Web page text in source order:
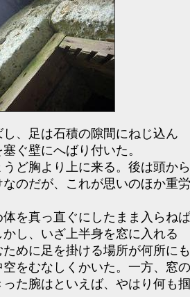
、足は石積の隙間にねじ込ん
ぐ壁にへばり付いた。
ど胸より上に来る。後は頭か
のだが、これが思いのほか重
体を真っ直ぐにしたまま入らね
し、いざ上半身を窓に入れる
ために足を掛ける場所が何所に
をむなしくかいた。一方、窓
た腕はといえば、やはり何も